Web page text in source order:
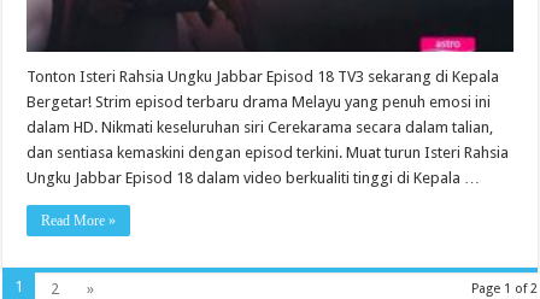
Tonton Isteri Rahsia Ungku Jabbar Episod 18 TV3 sekarang di Kepala
Bergetar! Strim episod terbaru drama Melayu yang penuh emosi ini
dalam HD. Nikmati keseluruhan siri Cerekarama secara dalam talian,
dan sentiasa kemaskini dengan episod terkini. Muat turun Isteri Rahsia
Ungku Jabbar Episod 18 dalam video berkualiti tinggi di Kepala …
Read More »
Page 1 of 2
1 2 »